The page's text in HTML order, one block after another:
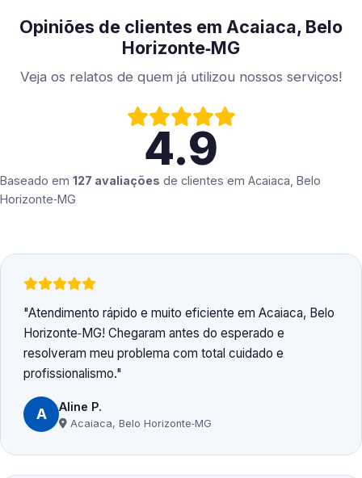
Opiniões de clientes em Acaiaca, Belo
Horizonte‑MG
Veja os relatos de quem já utilizou nossos serviços!
4.9
Baseado em 127 avaliações de clientes em Acaiaca, Belo
Horizonte‑MG
Atendimento rápido e muito eficiente em Acaiaca, Belo
Horizonte‑MG! Chegaram antes do esperado e
resolveram meu problema com total cuidado e
profissionalismo.
A Aline P.
Acaiaca, Belo Horizonte‑MG